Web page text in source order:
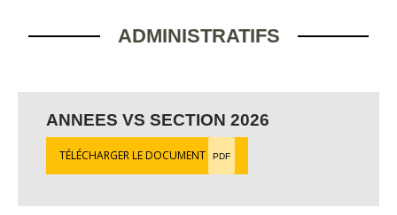
ADMINISTRATIFS
ANNEES VS SECTION 2026
TÉLÉCHARGER LE DOCUMENT PDF